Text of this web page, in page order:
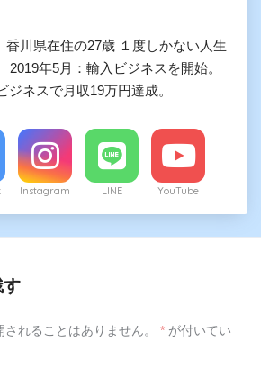
香川県在住の27歳 １度しかない人生
2019年5月：輸入ビジネスを開始。
ジネスで月収19万円達成。
Instagram LINE YouTube
す
れることはありません。 * が付いてい